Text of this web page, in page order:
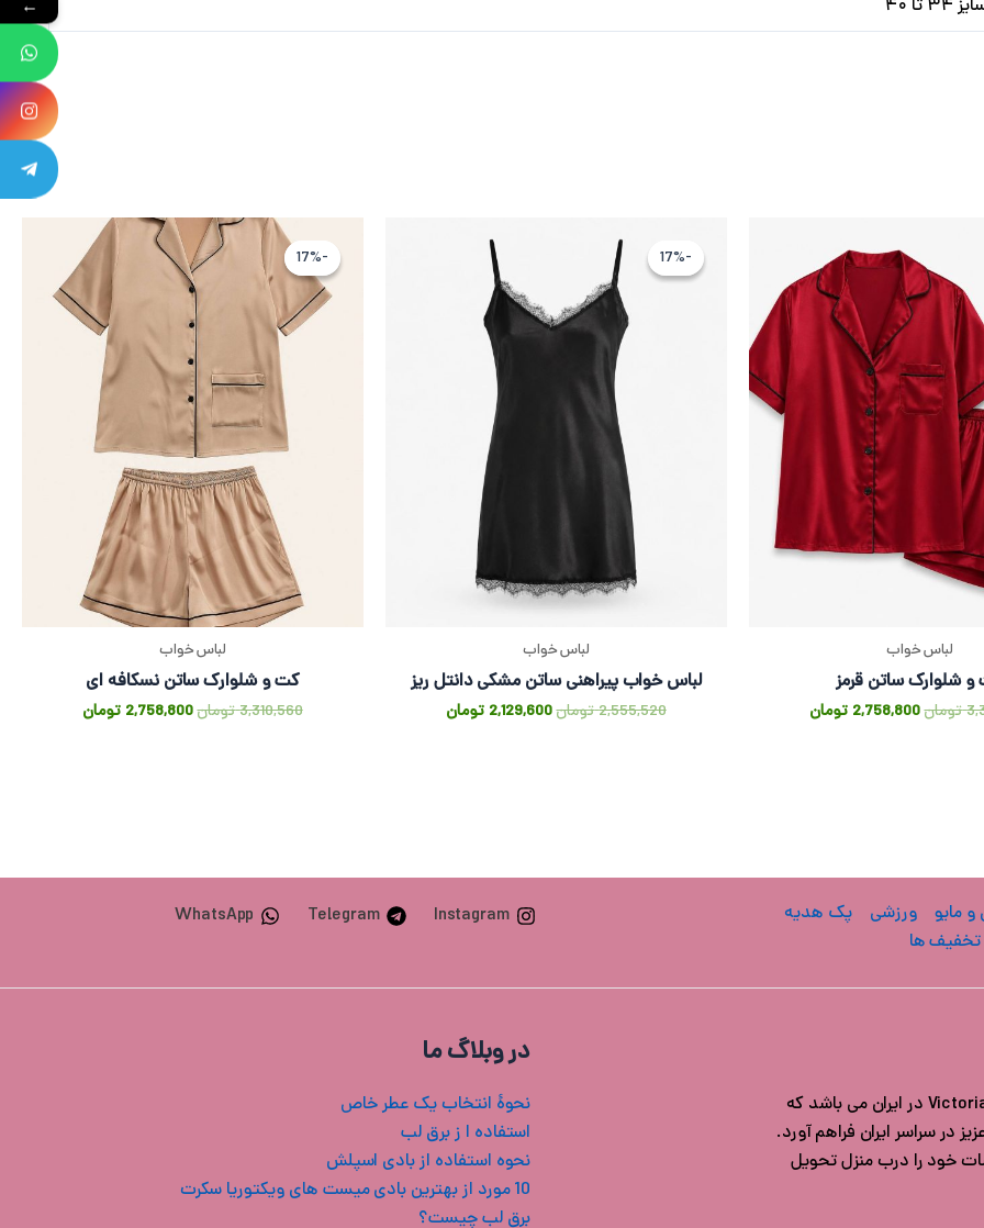
تا ۴۰
لباس خواب
شلوارک ساتن قرمز
تومان
اصلی
3,310,560 تومان
بود.
2,758,800 تومان
2,758,800 تومان
است.
-17%-17%
لباس خواب
لباس خواب پیراهنی ساتن مشکی دانتل ریز
2,555,520تومان2,129,600 تومان
-17%-17%
لباس خواب
کت و شلوارک ساتن نسکافه ای
3,310,560تومان
قیمت
اصلی
3,310,560 تومان
بود.
2,758,800 تومان
است.
و مایو ورزشی
پک هدیه
تخفیف ها
Instagram
Telegram
WhatsApp
فروشگاه ویکتوریا سکرت ایران مرجع خرید محصولات اورجینال Victoria's secret در ایران می باشد که
در سراسر ایران فراهم آورد.
خود را درب منزل تحویل
در وبلاگ ما
نحوۀ انتخاب یک عطر خاص
استفاده ا ز برق لب
نحوه استفاده از بادی اسپلش
10 مورد از بهترین بادی میست های ویکتوریا سکرت
برق لب چیست؟
←